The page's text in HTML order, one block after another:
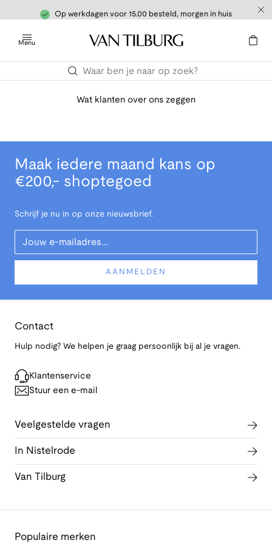
Op werkdagen voor 15.00 besteld, morgen in huis
Menu
Wat klanten over ons zeggen
Maak iedere maand kans op
€200,- shoptegoed
Schrijf je nu in op onze nieuwsbrief.
Your Email
AANMELDEN
Contact
Hulp nodig? We helpen je graag persoonlijk bij al je vragen.
Klantenservice
Stuur een e-mail
Veelgestelde vragen
In Nistelrode
Van Tilburg
Populaire merken